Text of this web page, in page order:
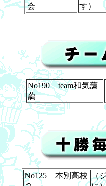
会
す）
No190 team和気藹
藹
No125 本別高校
（